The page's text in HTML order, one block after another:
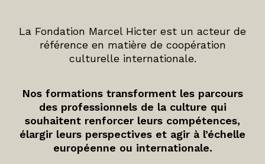
La Fondation Marcel Hicter est un acteur de
référence en matière de coopération
culturelle internationale.
Nos formations transforment les parcours
des professionnels de la culture qui
souhaitent renforcer leurs compétences,
élargir leurs perspectives et agir à l’échelle
européenne ou internationale.